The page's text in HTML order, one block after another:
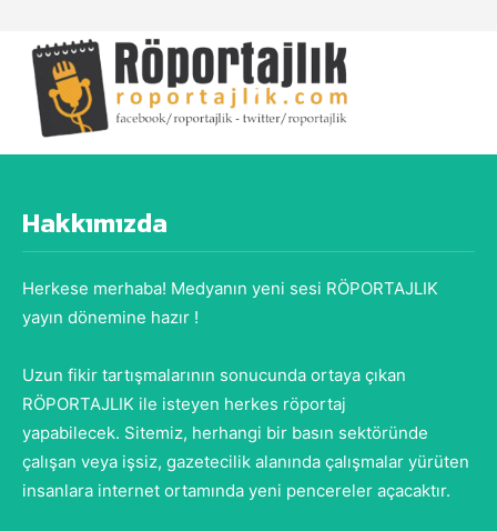
Hakkımızda
Herkese merhaba! Medyanın yeni sesi RÖPORTAJLIK
yayın dönemine hazır !
Uzun fikir tartışmalarının sonucunda ortaya çıkan
RÖPORTAJLIK ile isteyen herkes röportaj
yapabilecek. Sitemiz, herhangi bir basın sektöründe
çalışan veya işsiz, gazetecilik alanında çalışmalar yürüten
insanlara internet ortamında yeni pencereler açacaktır.